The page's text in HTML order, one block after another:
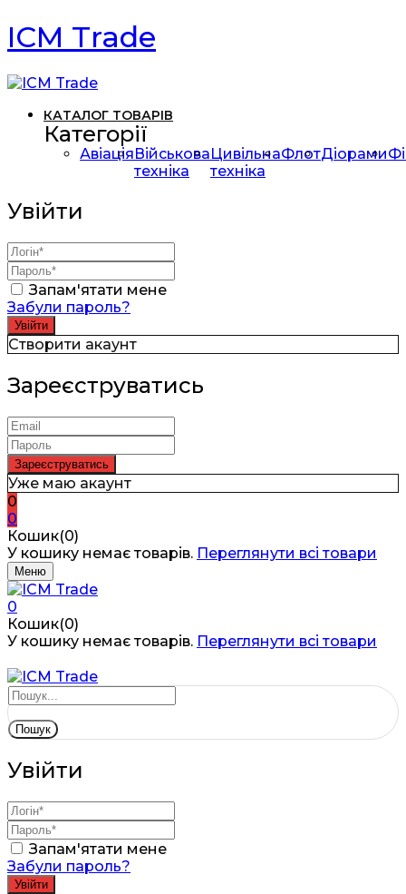
ICM Trade
КАТАЛОГ ТОВАРІВ
Категорії
АвіаціяВійськова
техніка
Цивільна
техніка
ФлотДіорами
Увійти
Запам'ятати мене
Забули пароль?
Створити акаунт
Зареєструватись
Уже маю акаунт
0
0
Кошик(0)
У кошику немає товарів. Переглянути всі товари
Меню
0
Кошик(0)
У кошику немає товарів. Переглянути всі товари
Пошук
Увійти
Запам'ятати мене
Забули пароль?